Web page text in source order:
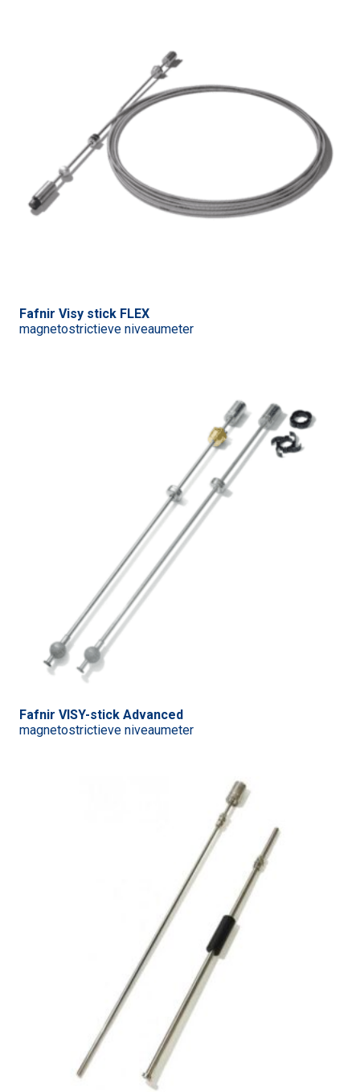
Fafnir Visy stick FLEX
magnetostrictieve niveaumeter
Fafnir VISY-stick Advanced
magnetostrictieve niveaumeter